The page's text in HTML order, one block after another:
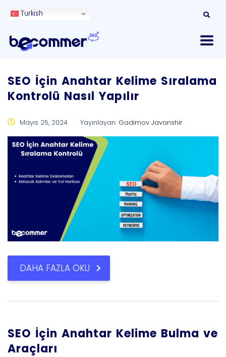
Turkish
SEO İçin Anahtar Kelime Sıralama
Kontrolü Nasıl Yapılır
Mayıs 25, 2024 Yayınlayan: Gadimov Javanshir
DAHA FAZLA OKU
SEO İçin Anahtar Kelime Bulma ve
Araçları